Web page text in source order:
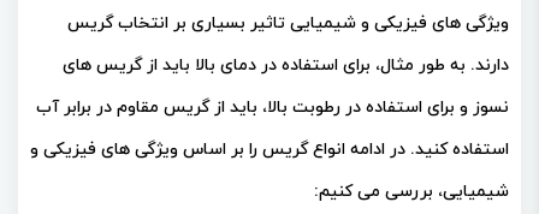
ویژگی های فیزیکی و شیمیایی تاثیر بسیاری بر انتخاب گریس
دارند. به طور مثال، برای استفاده در دمای بالا باید از گریس های
نسوز و برای استفاده در رطوبت بالا، باید از گریس مقاوم در برابر آب
استفاده کنید. در ادامه انواع گریس را بر اساس ویژگی های فیزیکی و
شیمیایی، بررسی می کنیم: